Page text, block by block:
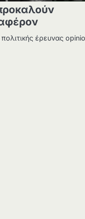
έρευνας